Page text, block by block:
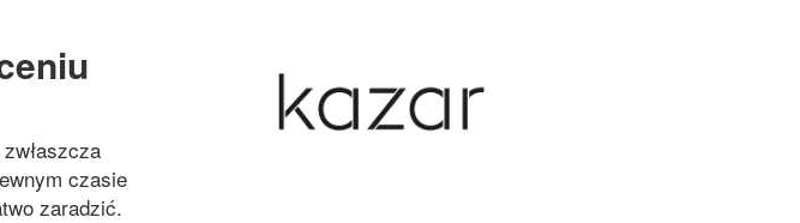
czasie
zaradzić.
Choroby zakaźne